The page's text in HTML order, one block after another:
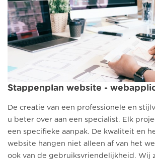
Stappenplan website -
De creatie van een professionele en
u beter over aan een specialist. Elk
een specifieke aanpak. De kwaliteit en
website hangen niet alleen af van het
ook van de gebruiksvriendelijkheid. Wij